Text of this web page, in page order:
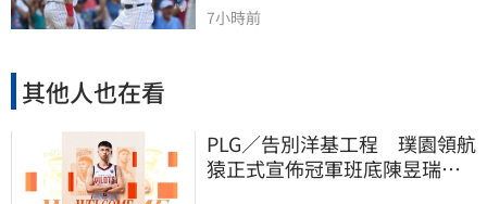
7小時前
其他人也在看
PLG／告別洋基工程 璞園領航
猿正式宣佈冠軍班底陳昱瑞下